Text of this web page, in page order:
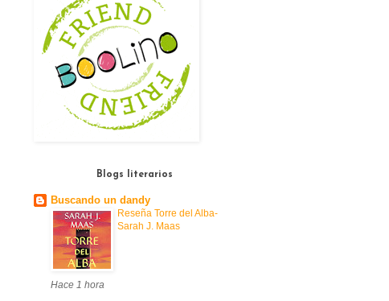
Blogs literarios
Buscando un dandy
Reseña Torre del Alba-
Sarah J. Maas
Hace 1 hora